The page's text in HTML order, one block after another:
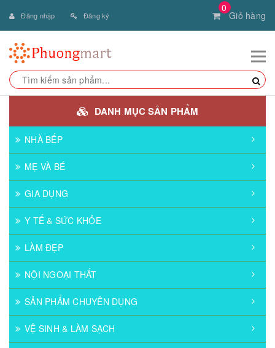
0
Giỏ hàng
Đăng nhập Đăng ký
DANH MỤC SẢN PHẨM
NHÀ BẾP
MẸ VÀ BÉ
GIA DỤNG
Y TẾ & SỨC KHỎE
LÀM ĐẸP
NỘI NGOẠI THẤT
SẢN PHẨM CHUYÊN DỤNG
VỆ SINH & LÀM SẠCH